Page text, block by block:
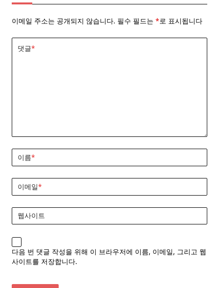
이메일 주소는 공개되지 않습니다. 필수 필드는 *로 표시됩니다
댓글*
이름*
이메일*
웹사이트
다음 번 댓글 작성을 위해 이 브라우저에 이름, 이메일, 그리고 웹
사이트를 저장합니다.